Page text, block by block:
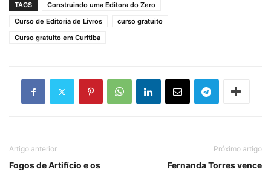
TAGS
Construindo uma Editora do Zero
Curso de Editoria de Livros
curso gratuito
Curso gratuito em Curitiba
Artigo anterior
Fogos de Artifício e os
Próximo artigo
Fernanda Torres vence